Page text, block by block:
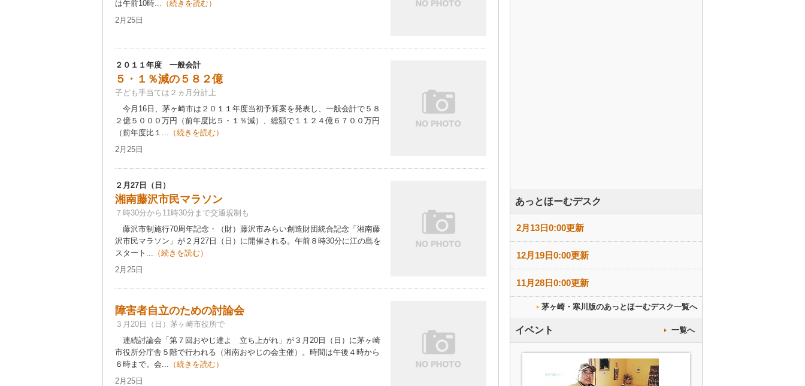
は午前10時... （続きを読む）
2月25日
２０１１年度 一般会計
５・１％減の５８２億
子ども手当ては２ヵ月分計上
今月16日、茅ヶ崎市は２０１１年度当初予算案を発表し、一般会計で５８
２億５０００万円（前年度比５・１％減）、総額で１１２４億６７００万円
（前年度比１... （続きを読む）
2月25日
２月27日（日）
湘南藤沢市民マラソン
７時30分から11時30分まで交通規制も
藤沢市制施行70周年記念・（財）藤沢市みらい創造財団統合記念「湘南藤
沢市民マラソン」が２月27日（日）に開催される。午前８時30分に江の島を
スタート... （続きを読む）
2月25日
障害者自立のための討論会
３月20日（日）茅ヶ崎市役所で
連続討論会「第７回おやじ達よ 立ち上がれ」が３月20日（日）に茅ヶ崎
市役所分庁舎５階で行われる（湘南おやじの会主催）。時間は午後４時から
６時まで。会... （続きを読む）
2月25日
あっとほーむデスク
2月13日0:00更新
12月19日0:00更新
11月28日0:00更新
茅ヶ崎・寒川版のあっとほーむデスク一覧へ
イベント 一覧へ